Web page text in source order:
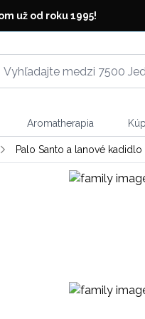
už od roku 1995!
Aromatherapia
Palo Santo a lanové kadidlo